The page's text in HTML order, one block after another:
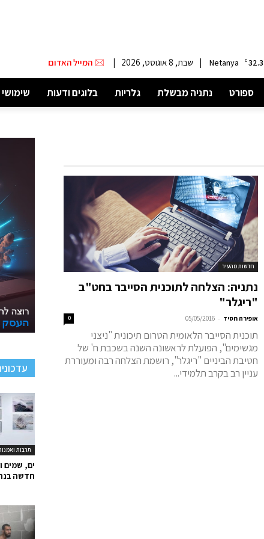
32.3
C
Netanya
| שבת, 8 אוגוסט, 2026 | המייל האדום
ספורט נתניה מבשלת גלריות בלוגים ודעות שימושי
חדשות מהעיר
נתניה: הצלחה לתוכנית הסייבר בחט"ב
"ריגלר"
אופירה חסיד -
05/05/2016
0
תוכנית הסייבר הלאומית הטרום תיכונית "ניצני
מגשימים", הפועלת לראשונה השנה בשכבת ח' של
חטיבת הביניים "ריגלר", רושמת הצלחה רבה ומעוררת
עניין רב בקרב תלמידי...
תרבות
ים, שמים
חדשה